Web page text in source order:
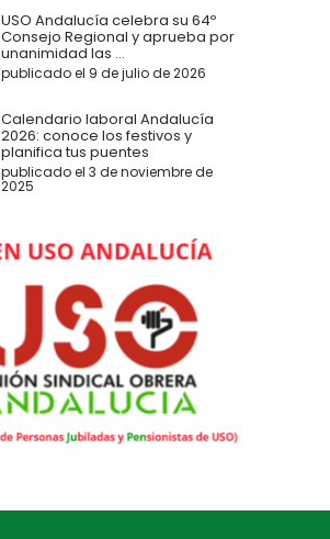
USO Andalucía celebra su 64º
Consejo Regional y aprueba por
unanimidad las ...
publicado el 9 de julio de 2026
Calendario laboral Andalucía
2026: conoce los festivos y
planifica tus puentes
publicado el 3 de noviembre de
2025